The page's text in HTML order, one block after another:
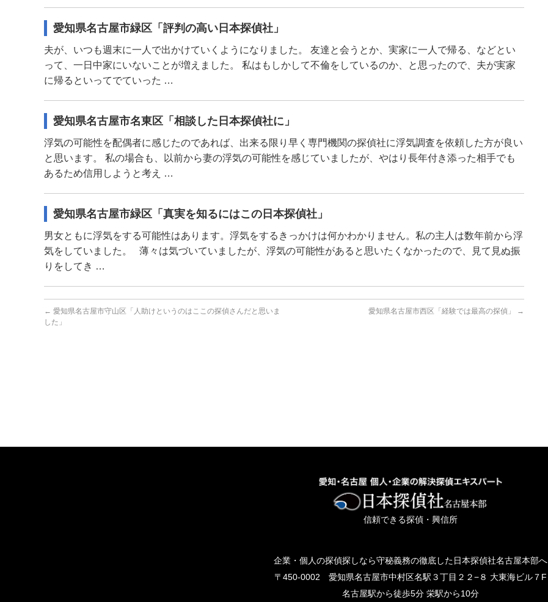
愛知県名古屋市緑区「評判の高い日本探偵社」
夫が、いつも週末に一人で出かけていくようになりました。 友達と会うとか、実家に一人で帰る、などとい
って、一日中家にいないことが増えました。 私はもしかして不倫をしているのか、と思ったので、夫が実家
に帰るといってでていった …
愛知県名古屋市名東区「相談した日本探偵社に」
浮気の可能性を配偶者に感じたのであれば、出来る限り早く専門機関の探偵社に浮気調査を依頼した方が良い
と思います。 私の場合も、以前から妻の浮気の可能性を感じていましたが、やはり長年付き添った相手でも
あるため信用しようと考え …
愛知県名古屋市緑区「真実を知るにはこの日本探偵社」
男女ともに浮気をする可能性はあります。浮気をするきっかけは何かわかりません。私の主人は数年前から浮
気をしていました。 薄々は気づいていましたが、浮気の可能性があると思いたくなかったので、見て見ぬ振
りをしてき …
← 愛知県名古屋市守山区「人助けというのはここの探偵さんだと思いま
した」
愛知県名古屋市西区「経験では最高の探偵」 →
信頼できる探偵・興信所
企業・個人の探偵探しなら守秘義務の徹底した日本探偵社名古屋本部へ
〒450-0002 愛知県名古屋市中村区名駅３丁目２２−８ 大東海ビル７F
名古屋駅から徒歩5分 栄駅から10分